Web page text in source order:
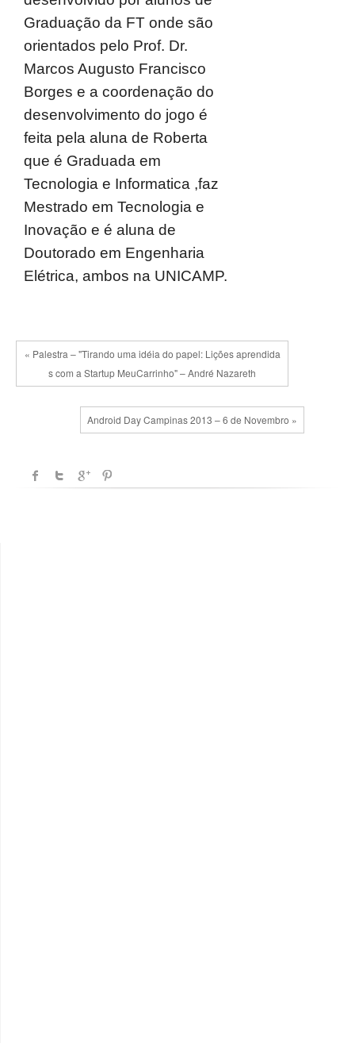
Graduação da FT onde são
orientados pelo Prof. Dr.
Marcos Augusto Francisco
Borges e a coordenação do
desenvolvimento do jogo é
feita pela aluna de Roberta
que é Graduada em
Tecnologia e Informatica ,faz
Mestrado em Tecnologia e
Inovação e é aluna de
Doutorado em Engenharia
Elétrica, ambos na UNICAMP.
« Palestra – "Tirando uma idéia do papel: Lições aprendida
s com a Startup MeuCarrinho" – André Nazareth
Android Day Campinas 2013 – 6 de Novembro »